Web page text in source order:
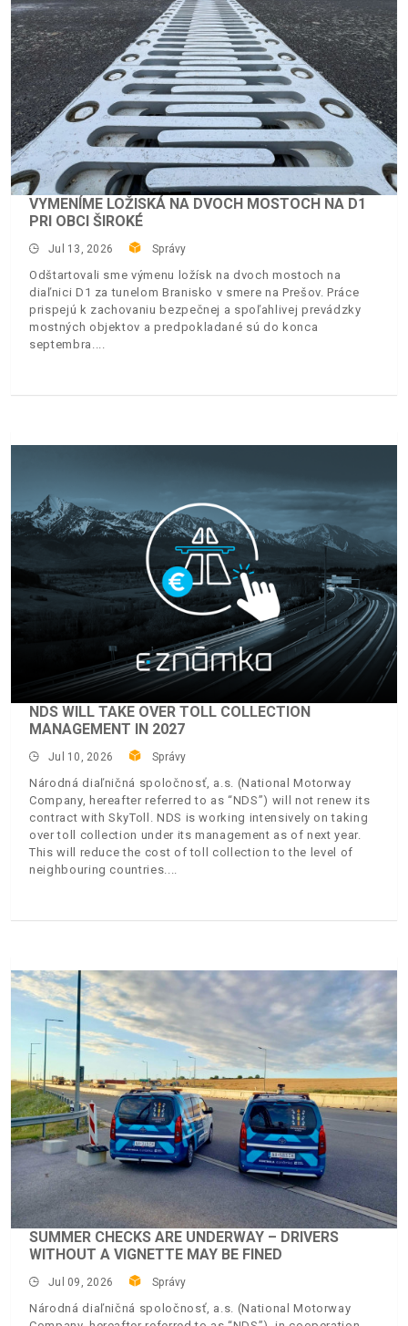
VYMENÍME LOŽISKÁ NA DVOCH MOSTOCH NA D1
PRI OBCI ŠIROKÉ
Jul 13, 2026 Správy
Odštartovali sme výmenu ložísk na dvoch mostoch na
diaľnici D1 za tunelom Branisko v smere na Prešov. Práce
prispejú k zachovaniu bezpečnej a spoľahlivej prevádzky
mostných objektov a predpokladané sú do konca
septembra.
NDS WILL TAKE OVER TOLL COLLECTION
MANAGEMENT IN 2027
Jul 10, 2026 Správy
Národná diaľničná spoločnosť, a.s. (National Motorway
Company, hereafter referred to as “NDS”) will not renew its
contract with SkyToll. NDS is working intensively on taking
over toll collection under its management as of next year.
This will reduce the cost of toll collection to the level of
neighbouring countries.
SUMMER CHECKS ARE UNDERWAY – DRIVERS
WITHOUT A VIGNETTE MAY BE FINED
Jul 09, 2026 Správy
Národná diaľničná spoločnosť, a.s. (National Motorway